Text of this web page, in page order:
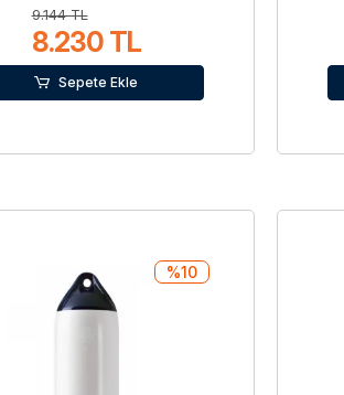
9.144 TL
8.230 TL
Sepete Ekle
%10